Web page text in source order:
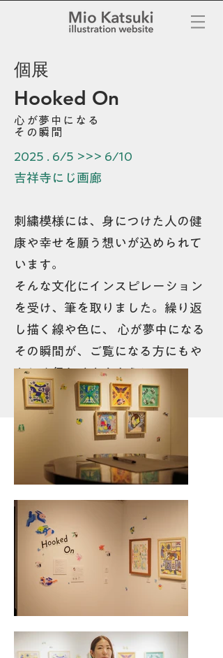
個展
Hooked On
心が夢中になる
​その瞬間
2025 . 6/5 >>> 6/10
吉祥寺にじ画廊
刺繍模様には、身につけた人の健
康や幸せを願う想いが込められて
います。
そんな文化にインスピレーション
を受け、筆を取りました。繰り返
し描く線や色に、 心が夢中になる
その瞬間が、ご覧になる方にもや
さしく伝わりますように。